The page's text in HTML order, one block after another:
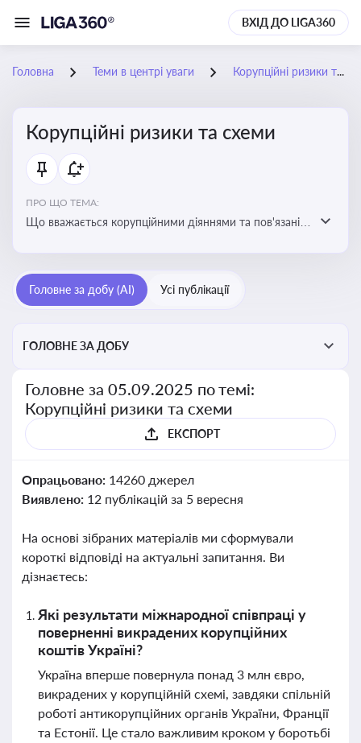
ВХІД ДО LIGA360
Головна Теми в центрі уваги Корупційні ризики та схеми
Корупційні ризики та схеми
ПРО ЩО ТЕМА:
Що вважається корупційними діяннями та пов'язані з
Головне за добу (AI) Усі публікації
ГОЛОВНЕ ЗА ДОБУ
Головне за 05.09.2025 по темі:
Корупційні ризики та схеми
ЕКСПОРТ
Опрацьовано: 14260 джерел
Виявлено: 12 публікацій за 5 вересня
На основі зібраних матеріалів ми сформували
короткі відповіді на актуальні запитання. Ви
дізнаєтесь:
Які результати міжнародної співпраці у
поверненні викрадених корупційних
коштів Україні?
Україна вперше повернула понад 3 млн євро,
викрадених у корупційній схемі, завдяки спільній
роботі антикорупційних органів України, Франції
та Естонії. Це стало важливим кроком у боротьбі